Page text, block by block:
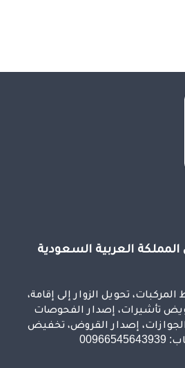
العربية السعودية
تحويل الزوار إلى إقامة،
تأشيرات، إصدار الفحوصات
إصدار القروض، تخفيض